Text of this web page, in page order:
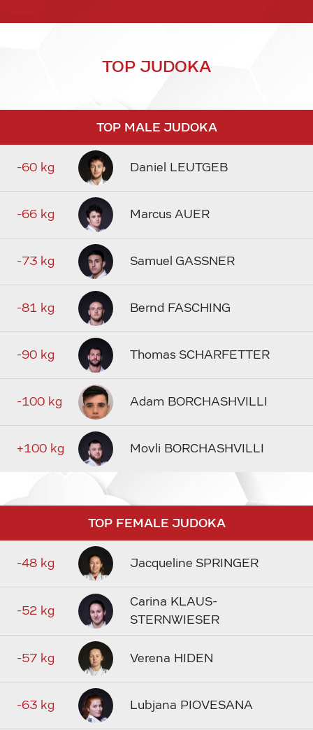
TOP JUDOKA
TOP MALE JUDOKA
-60 kg Daniel LEUTGEB
-66 kg Marcus AUER
-73 kg Samuel GASSNER
-81 kg Bernd FASCHING
-90 kg Thomas SCHARFETTER
-100 kg Adam BORCHASHVILLI
+100 kg Movli BORCHASHVILLI
TOP FEMALE JUDOKA
-48 kg Jacqueline SPRINGER
-52 kg
Carina KLAUS-
STERNWIESER
-57 kg Verena HIDEN
-63 kg Lubjana PIOVESANA